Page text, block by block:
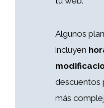
Algunos
incluyen
descuentos
más